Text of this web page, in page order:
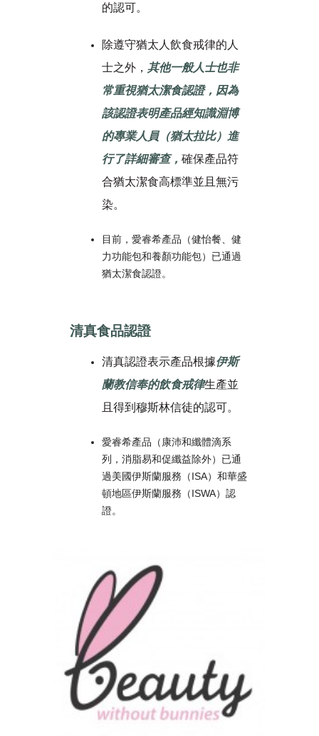
的認可。
除遵守猶太人飲食戒律的人
士之外， 其他一般人士也非
常重視猶太潔食認證，因為
該認證表明產品經知識淵博
的專業人員（猶太拉比）進
行了詳細審查， 確保產品符
合猶太潔食高標準並且無污
染。
目前，愛睿希產品（健怡餐、健
力功能包和養顏功能包）已通過
猶太潔食認證。
清真食品認證
清真認證表示產品根據伊斯
蘭教信奉的飲食戒律生產並
且得到穆斯林信徒的認可。
愛睿希產品（康沛和纖體滴系
列，消脂易和促纖益除外）已通
過美國伊斯蘭服務（ISA）和華盛
頓地區伊斯蘭服務（ISWA）認
證。